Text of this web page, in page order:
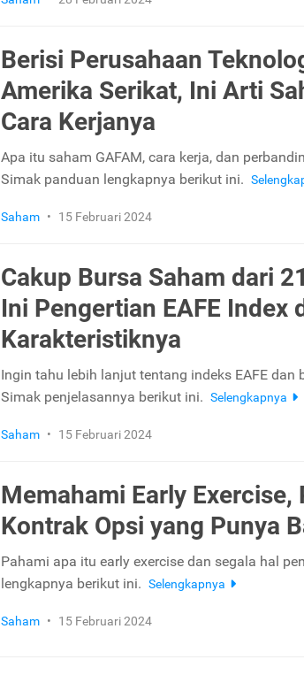
Berisi Perusahaan
Amerika Serikat, Ini Arti
Cara Kerjanya
Apa itu saham GAFAM, cara kerja, dan
Simak panduan lengkapnya berikut ini.
Saham • 15 Februari 2024
Cakup Bursa Saham dari
Ini Pengertian EAFE Index
Karakteristiknya
Ingin tahu lebih lanjut tentang indeks EAFE dan
Simak penjelasannya berikut ini. Selengkapnya
Saham • 15 Februari 2024
Memahami Early
Kontrak Opsi yang Punya
Pahami apa itu early exercise dan segala hal
lengkapnya berikut ini. Selengkapnya
Saham • 15 Februari 2024